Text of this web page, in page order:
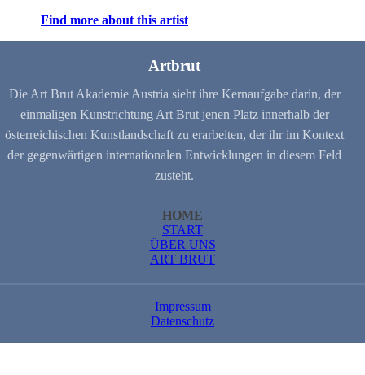
Find more about this artist
Artbrut
Die Art Brut Akademie Austria sieht ihre Kernaufgabe darin, der
einmaligen Kunstrichtung Art Brut jenen Platz innerhalb der
österreichischen Kunstlandschaft zu erarbeiten, der ihr im Kontext
der gegenwärtigen internationalen Entwicklungen in diesem Feld
zusteht.
HOME
START
ÜBER UNS
ART BRUT
Impressum
Datenschutz